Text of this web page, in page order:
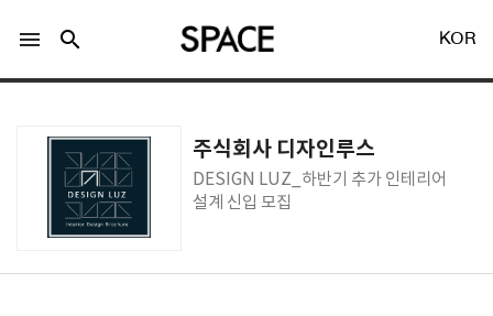
LOGIN
menu search KOR
주식회사 디자인루스
DESIGN LUZ_하반기 추가 인테리어
설계 신입 모집